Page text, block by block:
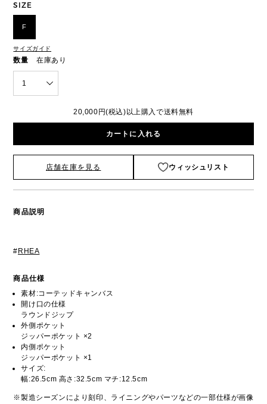
SIZE
F
サイズガイド
数量 在庫あり
1
20,000円(税込)以上購入で送料無料
カートに入れる
店舗在庫を見る ウィッシュリスト
商品説明
# RHEA
商品仕様
素材:コーテッドキャンバス
開け口の仕様
ラウンドジップ
外側ポケット
ジッパーポケット ×2
内側ポケット
ジッパーポケット ×1
サイズ:
幅:26.5cm 高さ:32.5cm マチ:12.5cm
※製造シーズンにより刻印、ライニングやパーツなどの一部仕様が画像